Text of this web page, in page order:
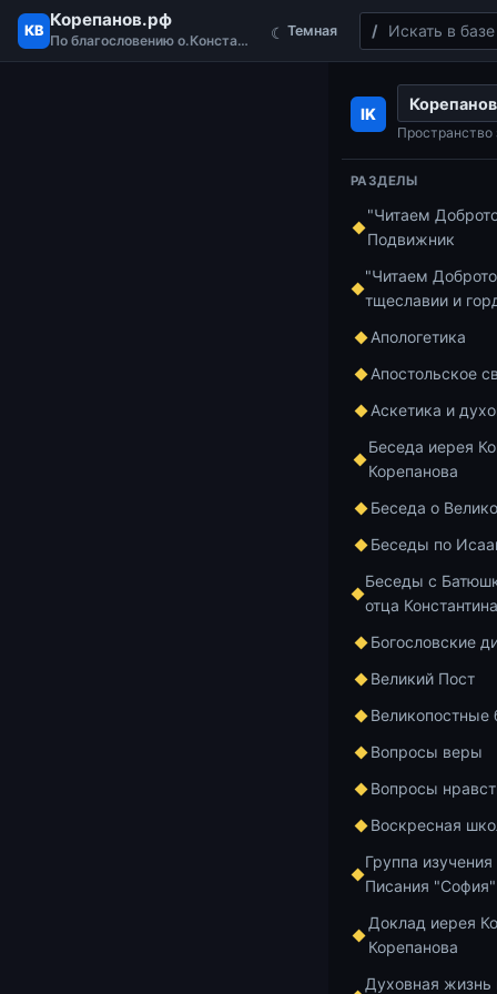
КВ Корепанов.рф
По благословению о.Константина ☾ Темная Поиск
IK
Пространство
РАЗДЕЛЫ
"Читаем
Подвижник
"Читаем
тщеславии и
Апологетика
Апостольское
Аскетика и
Беседа иерея
Корепанова
Беседа о
Беседы по
Беседы с
отца Константина
Богословские
Великий Пост
Великопостные
Вопросы веры
Вопросы
Воскресная
Группа
Писания "София"
Доклад иерея
Корепанова
Духовная жизнь
Главная
Беседа 37
Беседы по
по
39.
Видеоплеер
00:00